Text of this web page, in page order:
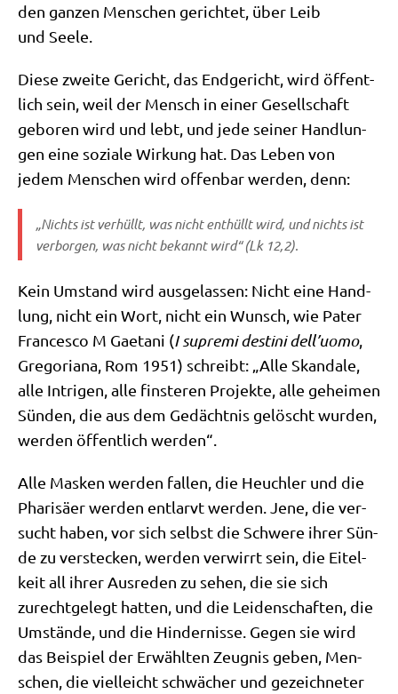
den gan­zen Men­schen gerich­tet, über Leib
und Seele.
Die­se zwei­te Gericht, das End­ge­richt, wird öffent­
lich sein, weil der Mensch in einer Gesell­schaft
gebo­ren wird und lebt, und jede sei­ner Hand­lun­
gen eine sozia­le Wir­kung hat. Das Leben von
jedem Men­schen wird offen­bar wer­den, denn:
„Nichts ist ver­hüllt, was nicht ent­hüllt wird, und nichts ist
ver­bor­gen, was nicht bekannt wird“ (Lk 12,2).
Kein Umstand wird aus­ge­las­sen: Nicht eine Hand­
lung, nicht ein Wort, nicht ein Wunsch, wie Pater
Fran­ces­co M Gaeta­ni (I supre­mi desti­ni dell’uomo,
Gre­go­ria­na, Rom 1951) schreibt: „Alle Skan­da­le,
alle Intri­gen, alle fin­ste­ren Pro­jek­te, alle gehei­men
Sün­den, die aus dem Gedächt­nis gelöscht wur­den,
wer­den öffent­lich werden“.
Alle Mas­ken wer­den fal­len, die Heuch­ler und die
Pha­ri­sä­er wer­den ent­larvt wer­den. Jene, die ver­
sucht haben, vor sich selbst die Schwe­re ihrer Sün­
de zu ver­stecken, wer­den ver­wirrt sein, die Eitel­
keit all ihrer Aus­re­den zu sehen, die sie sich
zurecht­ge­legt hat­ten, und die Lei­den­schaf­ten, die
Umstän­de, und die Hin­der­nis­se. Gegen sie wird
das Bei­spiel der Erwähl­ten Zeug­nis geben, Men­
schen, die viel­leicht schwä­cher und gezeich­ne­ter